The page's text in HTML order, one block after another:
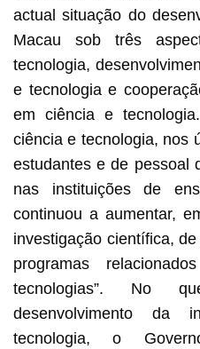
actual situação do
Macau sob três
tecnologia,
e tecnologia e
em ciência e
ciência e tecnologia, nos
estudantes e de pessoal
nas instituições de
continuou a aumentar,
investigação científica,
programas
tecnologias”. No
desenvolvimento da
tecnologia, o